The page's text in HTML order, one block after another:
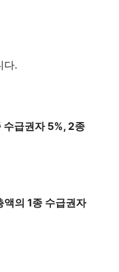
다.
수급권자 5%, 2종
액의 1종 수급권자